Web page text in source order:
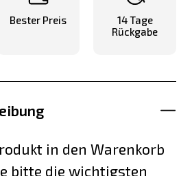
Bester Preis
14 Tage
Rückgabe
in den Warenkorb
bitte die wichtigsten